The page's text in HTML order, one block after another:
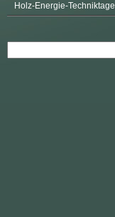
Holz-Energie-Techniktage